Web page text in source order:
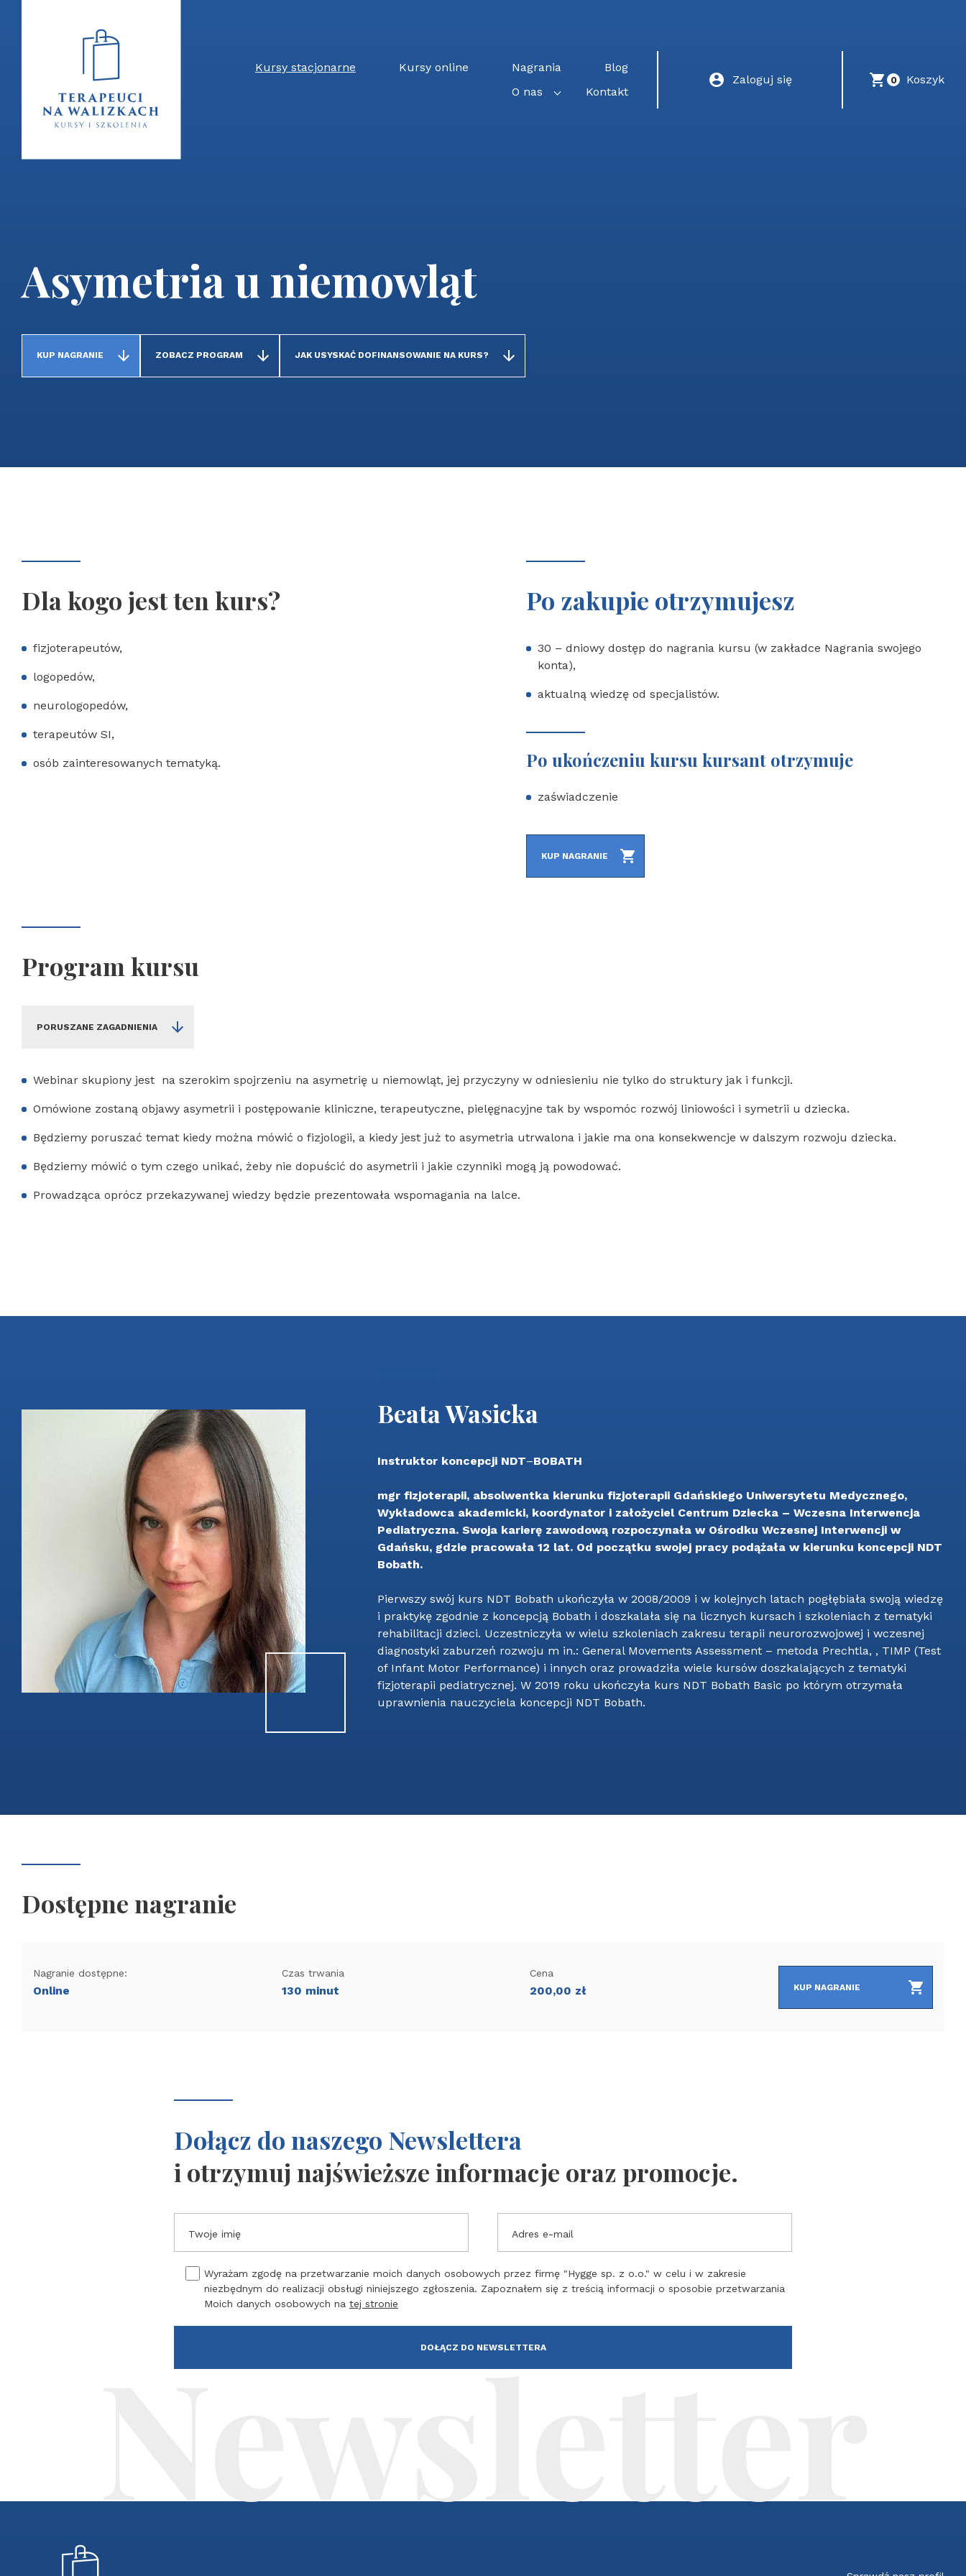
Zaloguj się 0 Koszyk
Kursy stacjonarne Kursy online Nagrania
Blog
O nas
Kontakt
Asymetria u niemowląt
KUP NAGRANIE ZOBACZ PROGRAM JAK USYSKAĆ DOFINANSOWANIE NA KURS?
Dla kogo jest ten kurs?
fizjoterapeutów,
logopedów,
neurologopedów,
terapeutów SI,
osób zainteresowanych tematyką.
Po zakupie otrzymujesz
30 – dniowy dostęp do nagrania kursu (w zakładce Nagrania swojego
konta),
aktualną wiedzę od specjalistów.
Po ukończeniu kursu kursant otrzymuje
zaświadczenie
KUP NAGRANIE
Program kursu
PORUSZANE ZAGADNIENIA
Webinar skupiony jest na szerokim spojrzeniu na asymetrię u niemowląt, jej przyczyny w odniesieniu nie tylko do struktury jak i funkcji.
Omówione zostaną objawy asymetrii i postępowanie kliniczne, terapeutyczne, pielęgnacyjne tak by wspomóc rozwój liniowości i symetrii u dziecka.
Będziemy poruszać temat kiedy można mówić o fizjologii, a kiedy jest już to asymetria utrwalona i jakie ma ona konsekwencje w dalszym rozwoju dziecka.
Będziemy mówić o tym czego unikać, żeby nie dopuścić do asymetrii i jakie czynniki mogą ją powodować.
Prowadząca oprócz przekazywanej wiedzy będzie prezentowała wspomagania na lalce.
Beata Wasicka
Instruktor koncepcji NDT–BOBATH
mgr fizjoterapii, absolwentka kierunku fizjoterapii Gdańskiego Uniwersytetu Medycznego,
Wykładowca akademicki, koordynator i założyciel Centrum Dziecka – Wczesna Interwencja
Pediatryczna. Swoja karierę zawodową rozpoczynała w Ośrodku Wczesnej Interwencji w
Gdańsku, gdzie pracowała 12 lat. Od początku swojej pracy podążała w kierunku koncepcji NDT
Bobath.
Pierwszy swój kurs NDT Bobath ukończyła w 2008/2009 i w kolejnych latach pogłębiała swoją wiedzę
i praktykę zgodnie z koncepcją Bobath i doszkalała się na licznych kursach i szkoleniach z tematyki
rehabilitacji dzieci. Uczestniczyła w wielu szkoleniach zakresu terapii neurorozwojowej i wczesnej
diagnostyki zaburzeń rozwoju m in.: General Movements Assessment – metoda Prechtla, , TIMP (Test
of Infant Motor Performance) i innych oraz prowadziła wiele kursów doszkalających z tematyki
fizjoterapii pediatrycznej. W 2019 roku ukończyła kurs NDT Bobath Basic po którym otrzymała
uprawnienia nauczyciela koncepcji NDT Bobath.
Dostępne nagranie
Nagranie dostępne:
Online
Czas trwania
130 minut
Cena
200,00 zł KUP NAGRANIE
Dołącz do naszego Newslettera
i otrzymuj najświeższe informacje oraz promocje.
Twoje imię Adres e-mail
Wyrażam zgodę na przetwarzanie moich danych osobowych przez firmę "Hygge sp. z o.o." w celu i w zakresie
niezbędnym do realizacji obsługi niniejszego zgłoszenia. Zapoznałem się z treścią informacji o sposobie przetwarzania
Moich danych osobowych na tej stronie